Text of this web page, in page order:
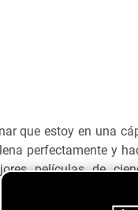
que estoy en una
perfectamente y
películas de
hará imaginar que